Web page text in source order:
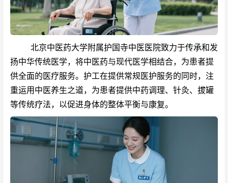
北京中医药大学附属护国寺中医医院致力于传承和发
扬中华传统医学，将中医药与现代医学相结合，为患者提
供全面的医疗服务。护工在提供常规医护服务的同时，注
重运用中医养生之道，为患者提供中药调理、针灸、拔罐
等传统疗法，以促进身体的整体平衡与康复。